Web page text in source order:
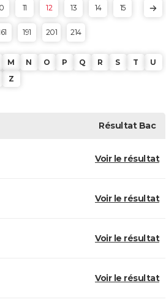
11 12 13 14 15
191 201 214
M N O P Q R S T
U
Z
RésultatBac
Voir le résultat
Voir le résultat
Voir le résultat
Voir le résultat